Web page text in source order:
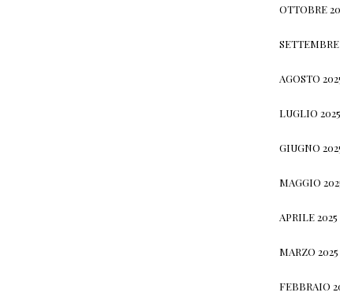
OTTOBRE
SETTEMBRE
AGOSTO
LUGLIO 2025
GIUGNO
MAGGIO
APRILE 2025
MARZO 2025
FEBBRAIO